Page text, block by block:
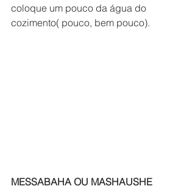
coloque um pouco da água do
cozimento( pouco, bem pouco).
MESSABAHA OU MASHAUSHE